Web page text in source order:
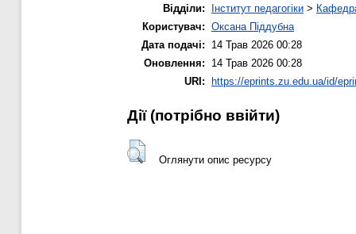
Відділи:
Інститут педагогіки >
Користувач: Оксана Піддубна
Дата подачі:
14 Трав 2026 00:28
Оновлення:
14 Трав 2026 00:28
URI:
https://eprints.zu.edu.ua/id/
Дії ​​(потрібно ввійти)
Оглянути опис ресурсу